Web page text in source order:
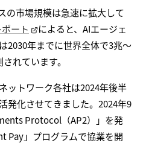
の市場規模は急速に拡大して
ート
によると、AIエージェ
2030年までに世界全体で3兆〜
れています。
ットワーク各社は2024年後半
発化させてきました。2024年9
Protocol（AP2）」を発
Pay」プログラムで協業を開